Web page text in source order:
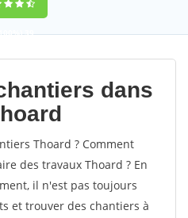
39
dans
Thoard ? Comment
des travaux Thoard ? En
il n'est pas toujours
et trouver des chantiers à